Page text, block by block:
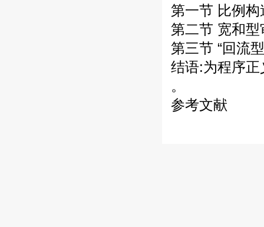
第一节 比例
第二节 宽和
第三节 “回流
结语:为程序正
。
参考文献